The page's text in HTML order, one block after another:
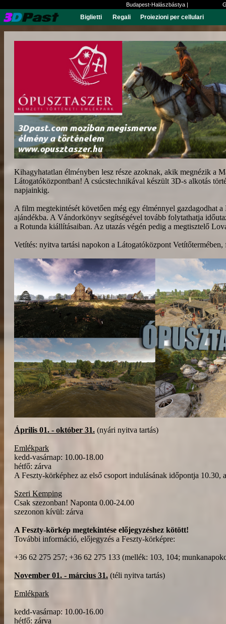
Budapest-Halászbástya |
Biglietti Regali Proiezioni per cellulari
Kihagyhatatlan élményben lesz része azoknak, akik megnézik a
Látogatóközpontban! A csúcstechnikával készült 3D-s alkotás
napjainkig.
A film megtekintését követően még egy élménnyel gazdagodhat
ajándékba. A Vándorkönyv segítségével tovább folytathatja
a Rotunda kiállításaiban. Az utazás végén pedig a megtisztelő
Vetítés: nyitva tartási napokon a Látogatóközpont
Április 01. - október 31. (nyári nyitva tartás)
Emlékpark
kedd-vasárnap: 10.00-18.00
hétfő: zárva
A Feszty-körképhez az első csoport indulásának időpontja 10.30,
Szeri Kemping
Csak szezonban! Naponta 0.00-24.00
szezonon kívül: zárva
A Feszty-körkép megtekintése előjegyzéshez kötött!
További információ, előjegyzés a Feszty-körképre:
+36 62 275 257; +36 62 275 133 (mellék: 103, 104;
November 01. - március 31. (téli nyitva tartás)
Emlékpark
kedd-vasárnap: 10.00-16.00
hétfő: zárva